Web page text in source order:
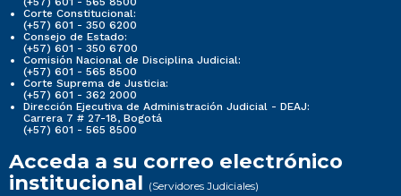
Corte Constitucional:
(+57) 601 - 350 6200
Consejo de Estado:
(+57) 601 - 350 6700
Comisión Nacional de Disciplina Judicial:
(+57) 601 - 565 8500
Corte Suprema de Justicia:
(+57) 601 - 362 2000
Dirección Ejecutiva de Administración Judicial - DEAJ:
Carrera 7 # 27-18, Bogotá
(+57) 601 - 565 8500
Acceda a su correo electrónico
institucional (Servidores Judiciales)